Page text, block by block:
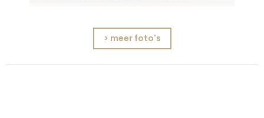
> meer foto's